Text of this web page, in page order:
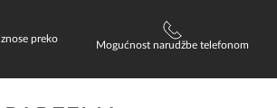
preko
Mogućnost narudžbe telefonom